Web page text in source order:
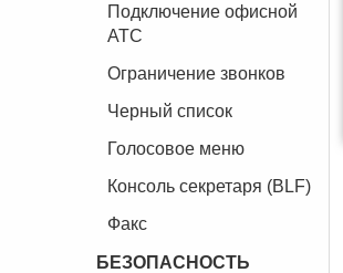
Подключение офисной
АТС
Ограничение звонков
Черный список
Голосовое меню
Консоль секретаря (BLF)
Факс
БЕЗОПАСНОСТЬ